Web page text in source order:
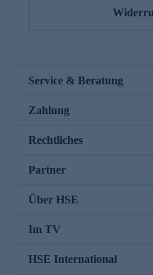
Service & Beratung
Zahlung
Rechtliches
Partner
Über HSE
Im TV
HSE International